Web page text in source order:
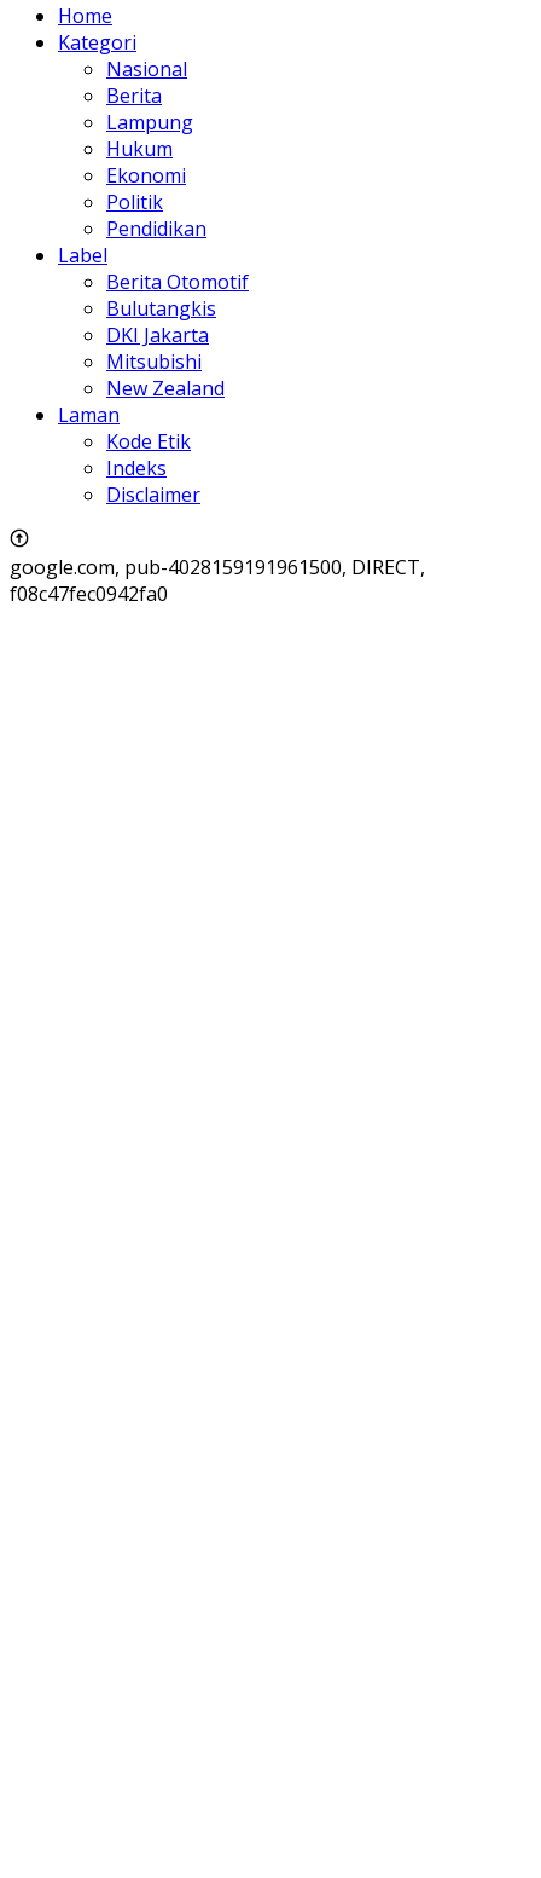
Home
Kategori
Nasional
Berita
Lampung
Hukum
Ekonomi
Politik
Pendidikan
Label
Berita Otomotif
Bulutangkis
DKI Jakarta
Mitsubishi
New Zealand
Laman
Kode Etik
Indeks
Disclaimer
google.com, pub-4028159191961500, DIRECT,
f08c47fec0942fa0